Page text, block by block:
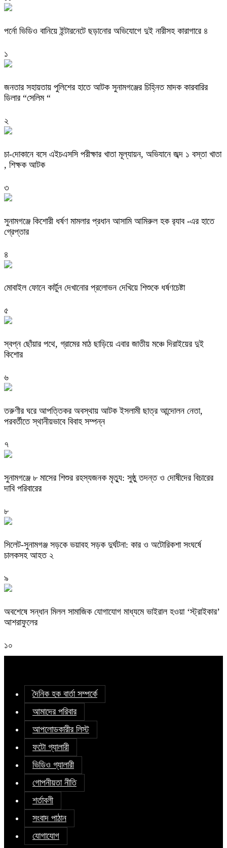
পর্নো ভিডিও বানিয়ে ইন্টারনেটে ছড়ানোর অভিযোগে দুই নারীসহ কারাগারে ৪
১
জনতার সহায়তায় পুলিশের হাতে আটক সুনামগঞ্জের চিহ্নিত মাদক কারবারির
ডিলার “সেলিম “
২
চা-দোকানে বসে এইচএসসি পরীক্ষার খাতা মূল্যায়ন, অভিযানে জব্দ ১ বস্তা খাতা
, শিক্ষক আটক
৩
‎সুনামগঞ্জে কিশোরী ধর্ষণ মামলার প্রধান আসামি আমিরুল হক র‌্যাব -এর হাতে
গ্রেপ্তার
৪
মোবাইল ফোনে কার্টুন দেখানোর প্রলোভন দেখিয়ে শিশুকে ধর্ষণচেষ্টা
৫
স্বপ্ন ছোঁয়ার পথে, গ্রামের মাঠ ছাড়িয়ে এবার জাতীয় মঞ্চে দিরাইয়ের দুই
কিশোর
৬
তরুণীর ঘরে আপত্তিকর অবস্থায় আটক ইসলামী ছাত্র আন্দোলন নেতা,
পরবর্তীতে স্থানীয়ভাবে বিবাহ সম্পন্ন
৭
সুনামগঞ্জে ৮ মাসের শিশুর রহস্যজনক মৃত্যু: সুষ্ঠু তদন্ত ও দোষীদের বিচারের
দাবি পরিবারের
৮
সিলেট-সুনামগঞ্জ সড়কে ভয়াবহ সড়ক দুর্ঘটনা: কার ও অটোরিকশা সংঘর্ষে
চালকসহ আহত ২
৯
অবশেষে সন্ধান মিলল সামাজিক যোগাযোগ মাধ্যমে ভাইরাল হওয়া ‘স্ট্রাইকার’
আশরাফুলের
১০
দৈনিক হক বার্তা সম্পর্কে
আমাদের পরিবার
আপলোডকারীর লিস্ট
ফটো গ্যালারী
ভিডিও গ্যালারী
গোপনীয়তা নীতি
শর্তাবলী
সংবাদ পাঠান
যোগাযোগ